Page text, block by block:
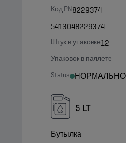
Код PN8229374
5413048229374
Штук в упаковке12
Упаковок в паллете-
Status НОРМАЛЬНО
5 LT
Бутылка